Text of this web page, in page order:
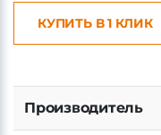
КУПИТЬ В 1 КЛИК
Производитель